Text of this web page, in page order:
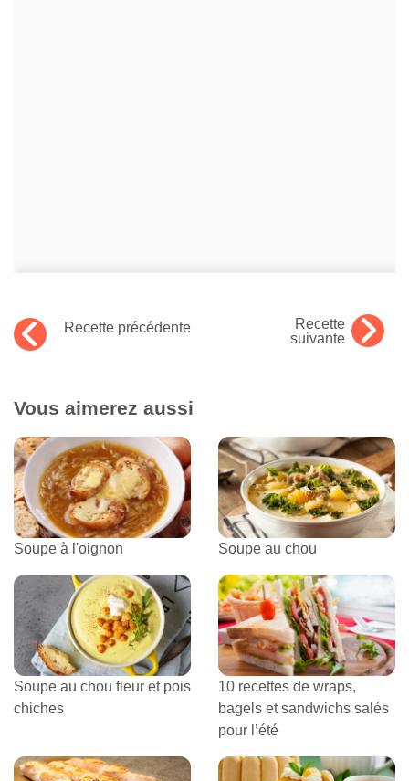
Recette précédente
Recette
suivante
Vous aimerez aussi
Soupe à l'oignon Soupe au chou
Soupe au chou fleur et pois
chiches
10 recettes de wraps,
bagels et sandwichs salés
pour l’été